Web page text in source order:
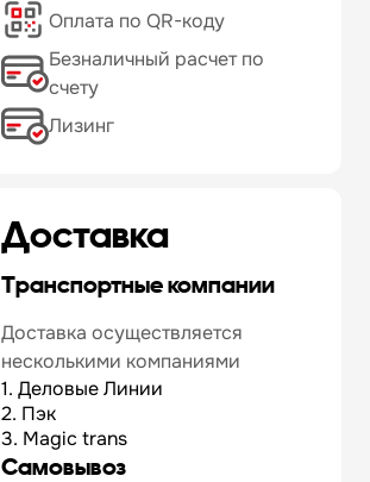
Оплата по QR-коду
Безналичный расчет по
счету
Лизинг
Доставка
Транспортные компании
Доставка осуществляется
несколькими компаниями
1. Деловые Линии
2. Пэк
3. Magic trans
Самовывоз